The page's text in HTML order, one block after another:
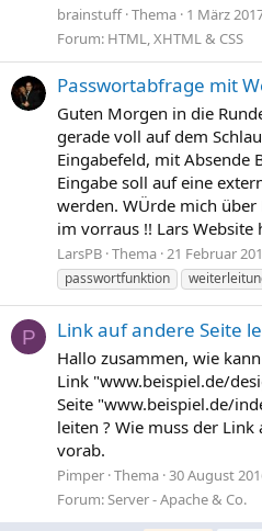
brainstuff Thema 1 März
Forum: HTML, XHTML & CSS
Passwortabfrage mit
Guten Morgen in die
gerade voll auf dem
Eingabefeld, mit Absende
Eingabe soll auf eine
werden. WÜrde mich
im vorraus !! Lars Website
LarsPB Thema 21 Februar
passwortfunktion
P Link auf andere Seite
Hallo zusammen, wie
Link "www.beispiel.de/
Seite "www.beispiel.de/
leiten ? Wie muss der Link
vorab.
Pimper Thema 30 August
Forum:Server - Apache & Co.